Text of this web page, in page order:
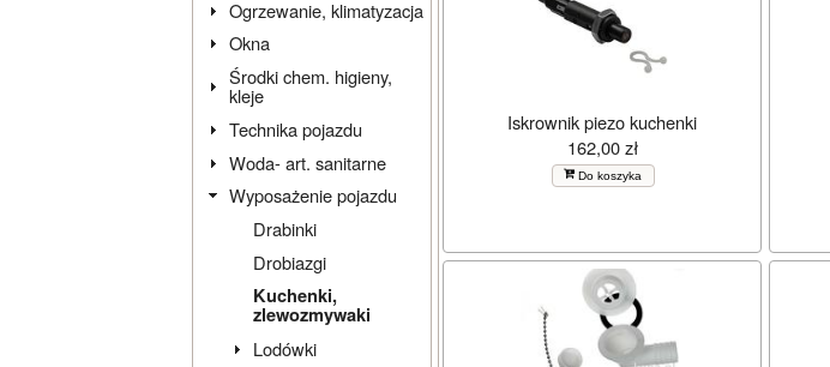
Ogrzewanie, klimatyzacja
Okna
Środki chem. higieny,
kleje
Technika pojazdu
Woda- art. sanitarne
Wyposażenie pojazdu
Drabinki
Drobiazgi
Kuchenki,
zlewozmywaki
Lodówki
Iskrownik piezo kuchenki
162,00 zł
Do koszyka